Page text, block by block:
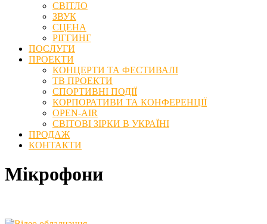
СВІТЛО
ЗВУК
СЦЕНА
РІГГИНГ
ПОСЛУГИ
ПРОЕКТИ
КОНЦЕРТИ ТА ФЕСТИВАЛІ
ТВ ПРОЕКТИ
СПОРТИВНІ ПОДІЇ
КОРПОРАТИВИ ТА КОНФЕРЕНЦІЇ
OPEN-AIR
СВІТОВІ ЗІРКИ В УКРАЇНІ
ПРОДАЖ
КОНТАКТИ
Мікрофони